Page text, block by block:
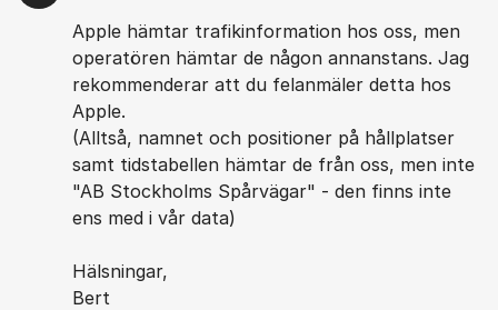
Apple hämtar trafikinformation hos oss, men
operatören hämtar de någon annanstans. Jag
rekommenderar att du felanmäler detta hos
Apple.
(Alltså, namnet och positioner på hållplatser
samt tidstabellen hämtar de från oss, men inte
"AB Stockholms Spårvägar" - den finns inte
ens med i vår data)
Hälsningar,
Bert